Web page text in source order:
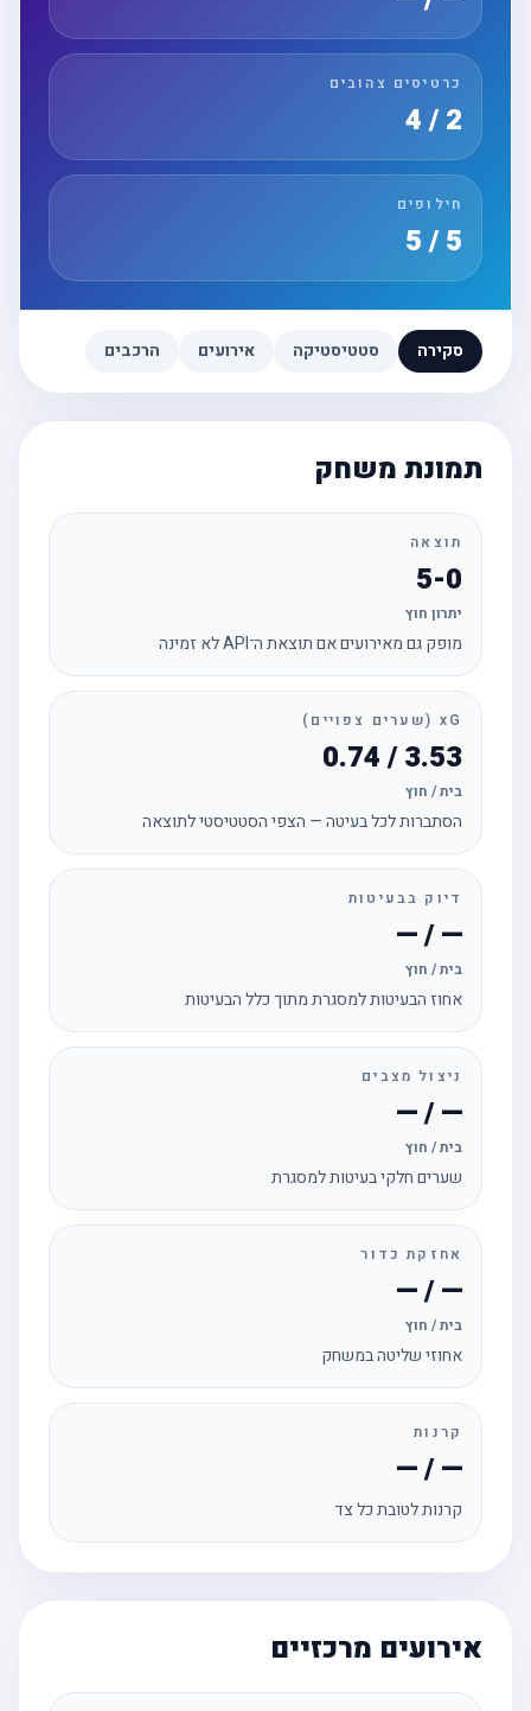
כרטיסים צהובים
חילופים
סקירה סטטיסטיקה אירועים הרכבים
תמונת משחק
תוצאה
5-0
יתרון חוץ
מופק גם מאירועים אם תוצאת ה־API לא זמינה
xG (שערים צפויים)
3.53 / 0.74
בית / חוץ
הסתברות לכל בעיטה — הצפי הסטטיסטי לתוצאה
דיוק בבעיטות
— / —
בית / חוץ
אחוז הבעיטות למסגרת מתוך כלל הבעיטות
ניצול מצבים
— / —
בית / חוץ
שערים חלקי בעיטות למסגרת
אחזקת כדור
— / —
בית / חוץ
אחוזי שליטה במשחק
קרנות
— / —
קרנות לטובת כל צד
אירועים מרכזיים